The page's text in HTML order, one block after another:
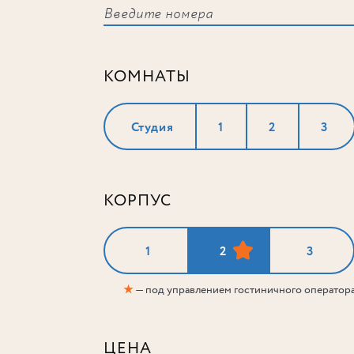
КОМНАТЫ
Студия 1 2 3
КОРПУС
1 2 3
★— под управлением гостиничного
ЦЕНА